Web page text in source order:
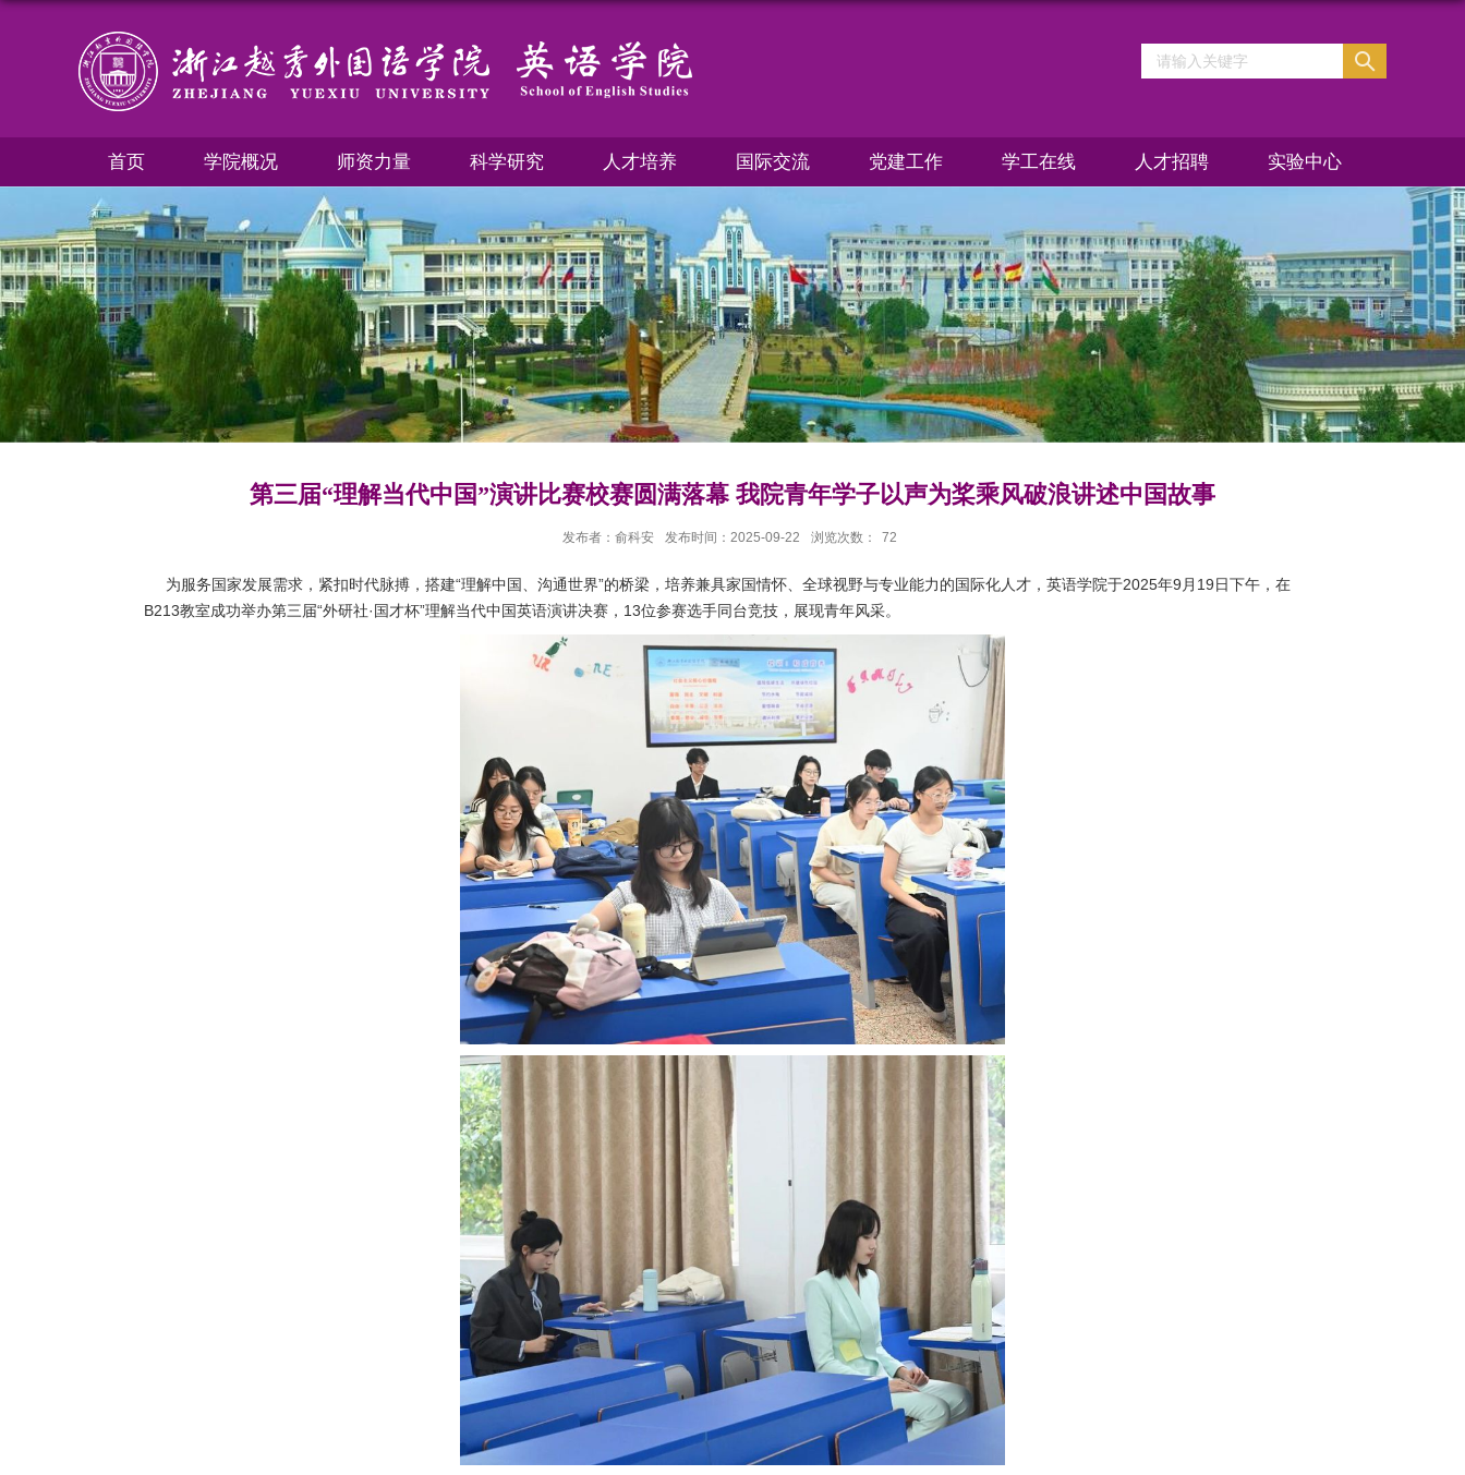
首页 学院概况 师资力量 科学研究 人才培养 国际交流 党建工作 学工在线 人才招聘 实验中心
第三届“理解当代中国”演讲比赛校赛圆满落幕 我院青年学子以声为桨乘风破浪讲述中国故事
发布者：俞科安 发布时间：2025-09-22 浏览次数： 72
为服务国家发展需求，紧扣时代脉搏，搭建“理解中国、沟通世界”的桥梁，培养兼具家国情怀、全球视野与专业能力的国际化人才，英语学院于2025年9月19日下午，在
B213教室成功举办第三届“外研社·国才杯”理解当代中国英语演讲决赛，13位参赛选手同台竞技，展现青年风采。